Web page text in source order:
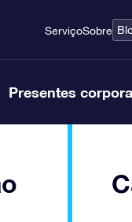
ServiçoSobre
Presentes